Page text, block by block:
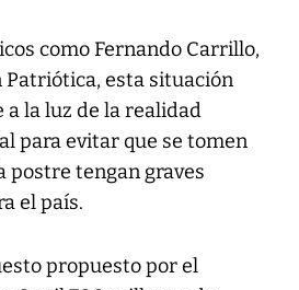
como Fernando Carrillo,
esta situación
la luz de la realidad
para evitar que se tomen
postre tengan graves
el país.
propuesto por el